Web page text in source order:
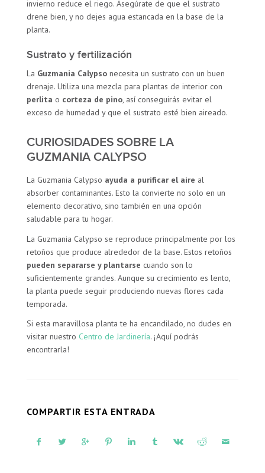
invierno reduce el riego. Asegúrate de que el sustrato
drene bien, y no dejes agua estancada en la base de la
planta.
Sustrato y fertilización
La Guzmania Calypso necesita un sustrato con un buen
drenaje. Utiliza una mezcla para plantas de interior con
perlita o corteza de pino, así conseguirás evitar el
exceso de humedad y que el sustrato esté bien aireado.
CURIOSIDADES SOBRE LA
GUZMANIA CALYPSO
La Guzmania Calypso ayuda a purificar el aire al
absorber contaminantes. Esto la convierte no solo en un
elemento decorativo, sino también en una opción
saludable para tu hogar.
La Guzmania Calypso se reproduce principalmente por los
retoños que produce alrededor de la base. Estos retoños
pueden separarse y plantarse cuando son lo
suficientemente grandes. Aunque su crecimiento es lento,
la planta puede seguir produciendo nuevas flores cada
temporada.
Si esta maravillosa planta te ha encandilado, no dudes en
visitar nuestro Centro de Jardinería. ¡Aquí podrás
encontrarla!
COMPARTIR ESTA ENTRADA